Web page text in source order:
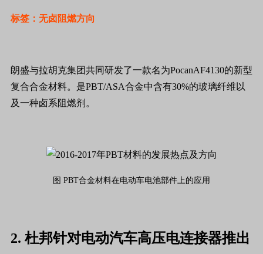
标签：无卤阻燃方向
朗盛与拉胡克集团共同研发了一款名为PocanAF4130的新型
复合合金材料。是PBT/ASA合金中含有30%的玻璃纤维以
及一种卤系阻燃剂。
图 PBT合金材料在电动车电池部件上的应用
2. 杜邦针对电动汽车高压电连接器推出